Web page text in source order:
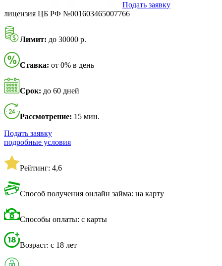
Подать заявку
лицензия ЦБ РФ №001603465007766
Лимит: до 30000 р.
Ставка: от 0% в день
Срок: до 60 дней
Рассмотрение: 15 мин.
Подать заявку
подробные условия
Рейтинг: 4,6
Способ получения онлайн займа: на карту
Способы оплаты: с карты
Возраст: с 18 лет